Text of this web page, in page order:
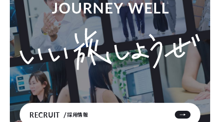
RECRUIT 採用情報